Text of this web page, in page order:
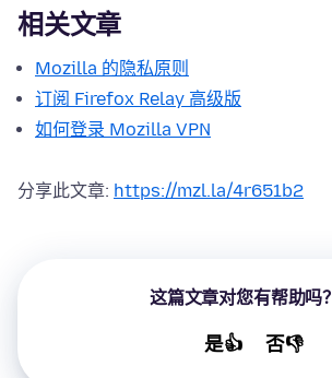
相关文章
Mozilla 的隐私原则
订阅 Firefox Relay 高级版
如何登录 Mozilla VPN
分享此文章: https://mzl.la/4r651b2
这篇文章对您有帮助吗？
是👍 否👎